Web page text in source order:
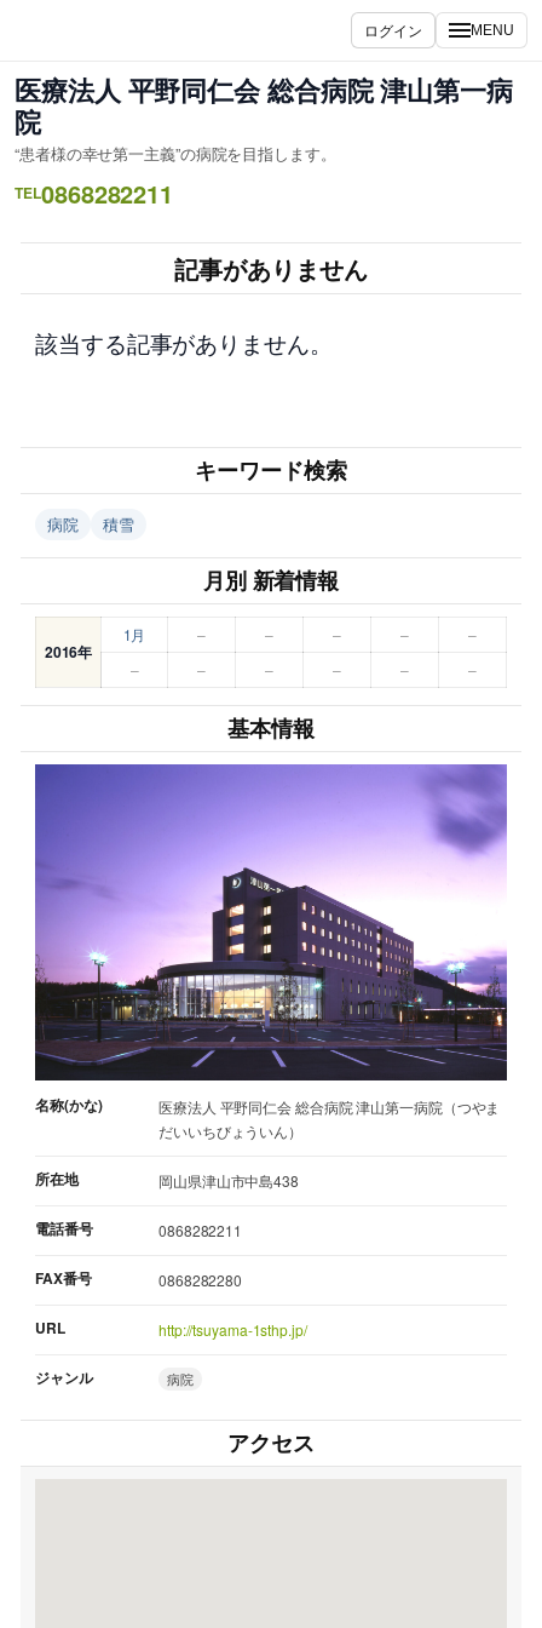
を
ス
キ
ッ
プ
ログイン MENU
医療法人 平野同仁会 総合病院 津山第一病
院
“患者様の幸せ第一主義”の病院を目指します。
TEL0868282211
記事がありません
該当する記事がありません。
キーワード検索
病院 積雪
月別 新着情報
2016年
1月 – – – –
–
–
– – – – –
基本情報
名称(かな)
医療法人 平野同仁会 総合病院 津山第一病院（つやま
だいいちびょういん）
所在地 岡山県津山市中島438
電話番号 0868282211
FAX番号 0868282280
URL http://tsuyama-1sthp.jp/
ジャンル 病院
アクセス